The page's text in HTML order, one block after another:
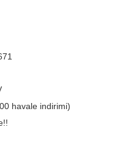
havale indirimi)